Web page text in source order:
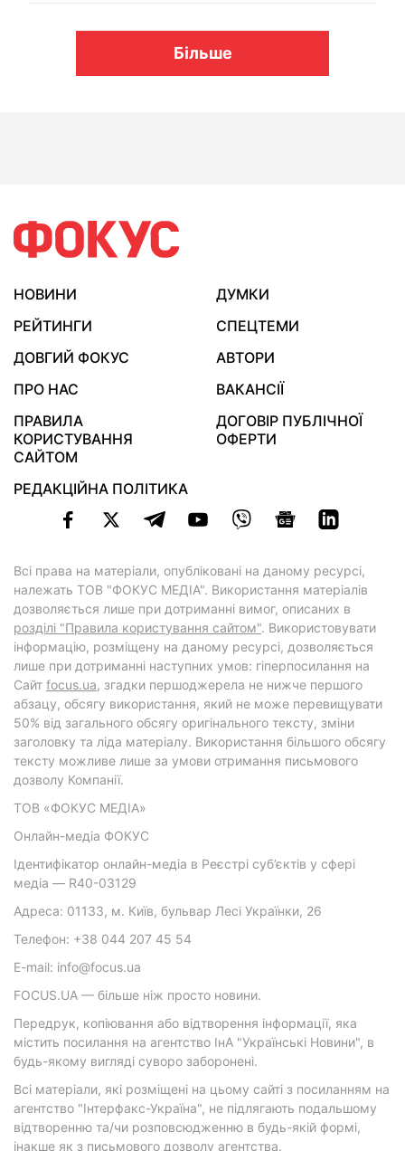
Більше
НОВИНИ
ДУМКИ
РЕЙТИНГИ
СПЕЦТЕМИ
ДОВГИЙ ФОКУС
АВТОРИ
ПРО НАС
ВАКАНСІЇ
ПРАВИЛА
КОРИСТУВАННЯ
САЙТОМ
ДОГОВІР ПУБЛІЧНОЇ
ОФЕРТИ
РЕДАКЦІЙНА ПОЛІТИКА
Всі права на матеріали, опубліковані на даному ресурсі,
належать ТОВ "ФОКУС МЕДІА". Використання матеріалів
дозволяється лише при дотриманні вимог, описаних в
розділі "Правила користування сайтом". Використовувати
інформацію, розміщену на даному ресурсі, дозволяється
лише при дотриманні наступних умов: гіперпосилання на
Cайт focus.ua, згадки першоджерела не нижче першого
абзацу, обсягу використання, який не може перевищувати
50% від загального обсягу оригінального тексту, зміни
заголовку та ліда матеріалу. Використання більшого обсягу
тексту можливе лише за умови отримання письмового
дозволу Компанії.
ТОВ «ФОКУС МЕДІА»
Онлайн-медіа ФОКУС
Ідентифікатор онлайн-медіа в Реєстрі суб’єктів у сфері
медіа — R40-03129
Адреса: 01133, м. Київ, бульвар Лесі Українки, 26
Телефон: +38 044 207 45 54
E-mail: info@focus.ua
FOCUS.UA — більше ніж просто новини.
Передрук, копіювання або відтворення інформації, яка
містить посилання на агентство ІнА "Українські Новини", в
будь-якому вигляді суворо заборонені.
Всі матеріали, які розміщені на цьому сайті з посиланням на
агентство "Інтерфакс-Україна", не підлягають подальшому
відтворенню та/чи розповсюдженню в будь-якій формі,
інакше як з письмового дозволу агентства.